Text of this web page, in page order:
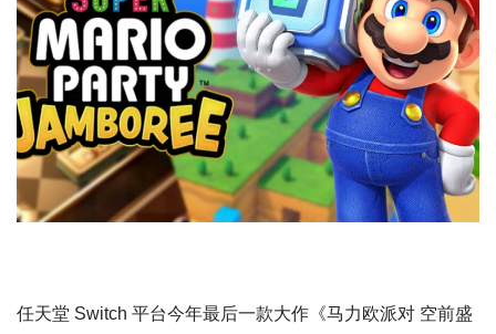
任天堂 Switch 平台今年最后一款大作《马力欧派对 空前盛